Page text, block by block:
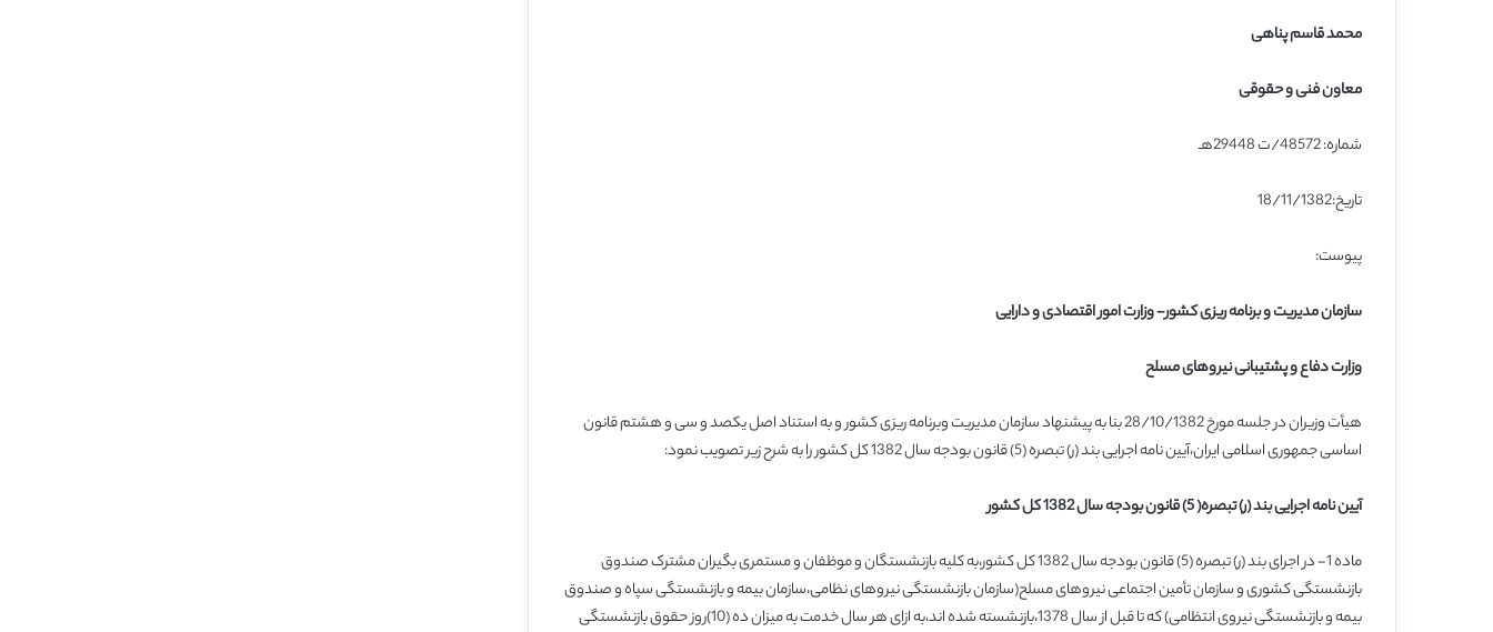
محمد قاسم پناهی
معاون فنی و حقوقی
شماره: 48572/ت 29448هـ
تاریخ:18/11/1382
پیوست:
سازمان مدیریت و برنامه ریزی کشور- وزارت امور اقتصادی و دارایی
وزارت دفاع و پشتیبانی نیروهای مسلح
هیأت وزیران در جلسه مورخ 28/10/1382 بنا به پیشنهاد سازمان مدیریت وبرنامه ریزی کشور و به استناد اصل یکصد و سی و هشتم قانون
اساسی جمهوری اسلامی ایران،آیین نامه اجرایی بند (ر) تبصره (5) قانون بودجه سال 1382 کل کشور را به شرح زیر تصویب نمود:
آیین نامه اجرایی بند (ر) تبصره( 5) قانون بودجه سال 1382 کل کشور
ماده 1- در اجرای بند (ر) تبصره (5) قانون بودجه سال 1382 کل کشور،به کلیه بازنشستگان و موظفان و مستمری بگیران مشترک صندوق
بازنشستگی کشوری و سازمان تأمین اجتماعی نیروهای مسلح(سازمان بازنشستگی نیروهای نظامی،سازمان بیمه و بازنشستگی سپاه و صندوق
بیمه و بازنشستگی نیروی انتظامی) که تا قبل از سال 1378،بازنشسته شده اند،به ازای هر سال خدمت به میزان ده (10)روز حقوق بازنشستگی